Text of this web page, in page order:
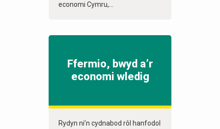
economi Cymru,...
Ffermio, bwyd a’r
economi wledig
Rydyn ni’n cydnabod rôl hanfodol